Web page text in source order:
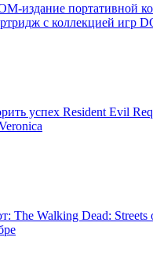
издание портативной
с коллекцией игр
успех Resident Evil
The Walking Dead: Streets